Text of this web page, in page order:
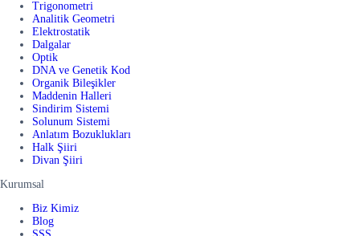
Trigonometri
Analitik Geometri
Elektrostatik
Dalgalar
Optik
DNA ve Genetik Kod
Organik Bileşikler
Maddenin Halleri
Sindirim Sistemi
Solunum Sistemi
Anlatım Bozuklukları
Halk Şiiri
Divan Şiiri
Kurumsal
Biz Kimiz
Blog